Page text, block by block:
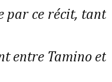
par ce récit, tant
entre Tamino et